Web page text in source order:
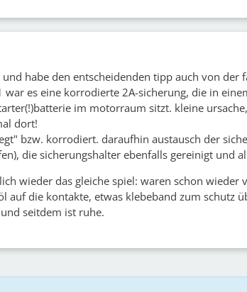
habe den entscheidenden tipp auch von der
es eine korrodierte 2A-sicherung, die in
im motorraum sitzt. kleine
dort!
bzw. korrodiert. daraufhin austausch der
die sicherungshalter ebenfalls gereinigt und
wieder das gleiche spiel: waren schon wieder
auf die kontakte, etwas klebeband zum schutz
seitdem ist ruhe.